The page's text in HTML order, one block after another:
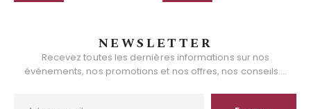
NEWSLETTER
Recevez toutes les dernières informations sur nos
événements, nos promotions et nos offres, nos conseils....